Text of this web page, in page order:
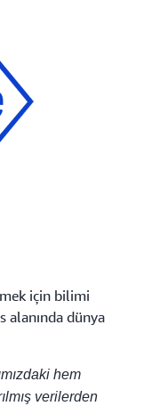
için bilimi
alanında dünya
hem
verilerden